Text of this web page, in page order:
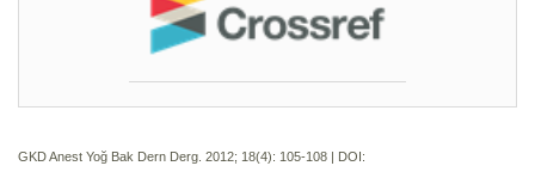
GKD Anest Yoğ Bak Dern Derg. 2012; 18(4): 105-108 | DOI: